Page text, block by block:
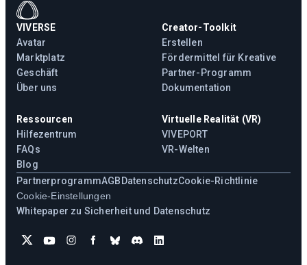
VIVERSE
Avatar
Marktplatz
Geschäft
Über uns
Creator-Toolkit
Erstellen
Fördermittel für Kreative
Partner-Programm
Dokumentation
Ressourcen
Hilfezentrum
FAQs
Blog
Virtuelle Realität (VR)
VIVEPORT
VR-Welten
PartnerprogrammAGB DatenschutzCookie-Richtlinie
Cookie-Einstellungen
Whitepaper zu Sicherheit und Datenschutz